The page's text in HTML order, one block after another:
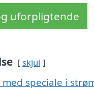
uforpligtende
skjul
speciale i